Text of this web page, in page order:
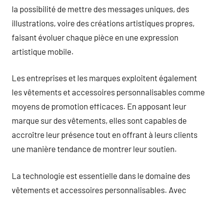
la possibilité de mettre des messages uniques, des
illustrations, voire des créations artistiques propres,
faisant évoluer chaque pièce en une expression
artistique mobile.
Les entreprises et les marques exploitent également
les vêtements et accessoires personnalisables comme
moyens de promotion efficaces. En apposant leur
marque sur des vêtements, elles sont capables de
accroître leur présence tout en offrant à leurs clients
une manière tendance de montrer leur soutien.
La technologie est essentielle dans le domaine des
vêtements et accessoires personnalisables. Avec